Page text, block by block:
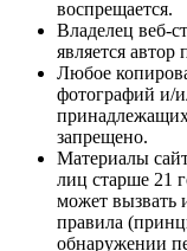
воспрещается.
Владелец веб-
является автор
Любое
фотографий и/
принадлежащих
запрещено.
Материалы
лиц старше 21
может вызвать
правила
обнаружении